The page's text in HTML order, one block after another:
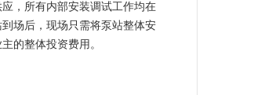
，所有内部安装调试工作均在
场后，现场只需将泵站整体安
的整体投资费用。